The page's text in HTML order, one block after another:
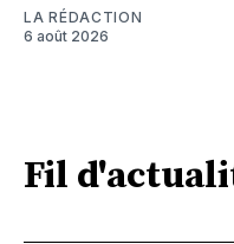
LA RÉDACTION
6 août 2026
Fil